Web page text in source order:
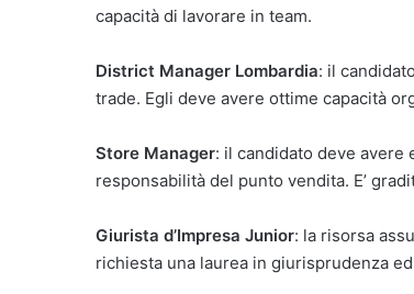
capacità di lavorare in team.
District Manager Lombardia: il
trade. Egli deve avere ottime capacità
Store Manager: il candidato deve
responsabilità del punto vendita. E’
Giurista d’Impresa Junior: la risorsa
richiesta una laurea in giurisprudenza